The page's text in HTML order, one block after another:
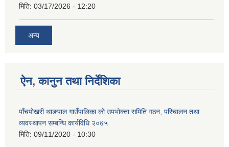
मिति: 03/17/2026 - 12:20
अन्य
ऐन, कानुन तथा निर्देशिका
पाँचपोखरी थाङपाल गाउँपालिका को उपभोक्ता समिति गठन, परिचालन तथा
व्यवस्थापन सम्बन्धि कार्यविधि २०७५
मिति: 09/11/2020 - 10:30